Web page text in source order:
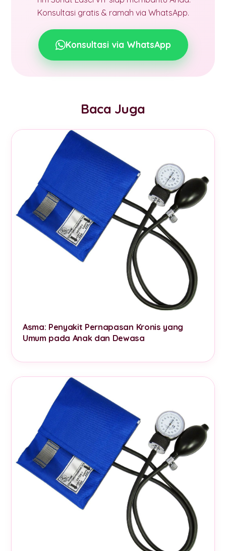
Konsultasi gratis & ramah via WhatsApp.
Konsultasi via WhatsApp
Baca Juga
Asma: Penyakit Pernapasan Kronis yang
Umum pada Anak dan Dewasa